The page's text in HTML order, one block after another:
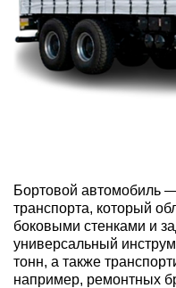
Бортовой автомобиль —
транспорта, который
боковыми стенками и
универсальный
тонн, а также
например, ремонтных